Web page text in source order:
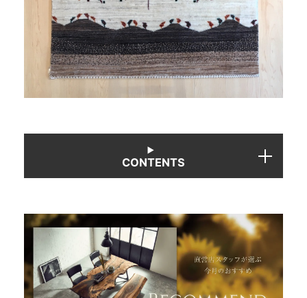
WEBカタログ
全商品一覧
INFORMATION
MOKUBA CHANNEL
CONTENTS